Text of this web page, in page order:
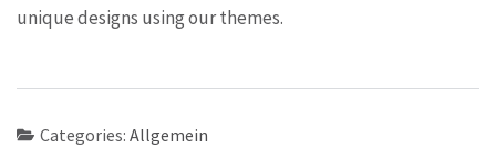
unique designs using our themes.
Categories: Allgemein